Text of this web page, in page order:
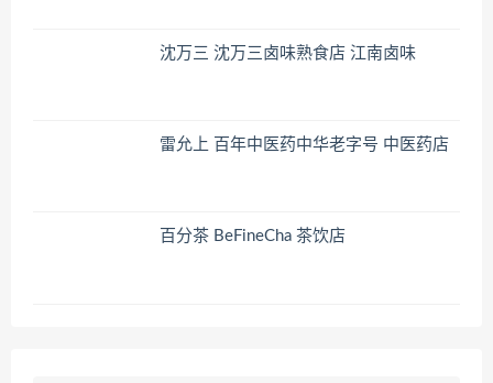
沈万三 沈万三卤味熟食店 江南卤味
雷允上 百年中医药中华老字号 中医药店
百分茶 BeFineCha 茶饮店